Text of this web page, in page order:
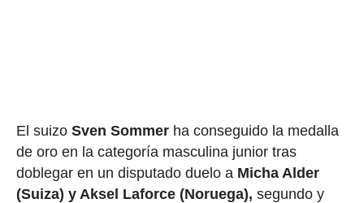
El suizo Sven Sommerha conseguido la medalla
de oro en la categoría masculina junior tras
doblegar en un disputado duelo a Micha Alder
(Suiza) y Aksel Laforce (Noruega), segundo y